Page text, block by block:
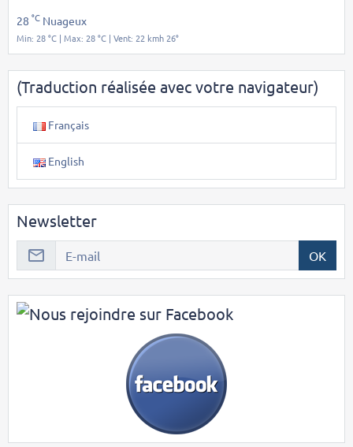
28 °C Nuageux
Min: 28 °C | Max: 28 °C | Vent: 22 kmh 26°
(Traduction réalisée avec votre navigateur)
Français
English
Newsletter
OK